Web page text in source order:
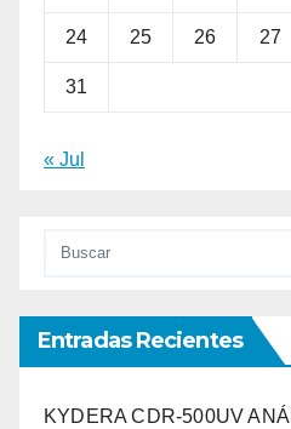
24 25 26 27
31
« Jul
Entradas Recientes
KYDERA CDR-500UV